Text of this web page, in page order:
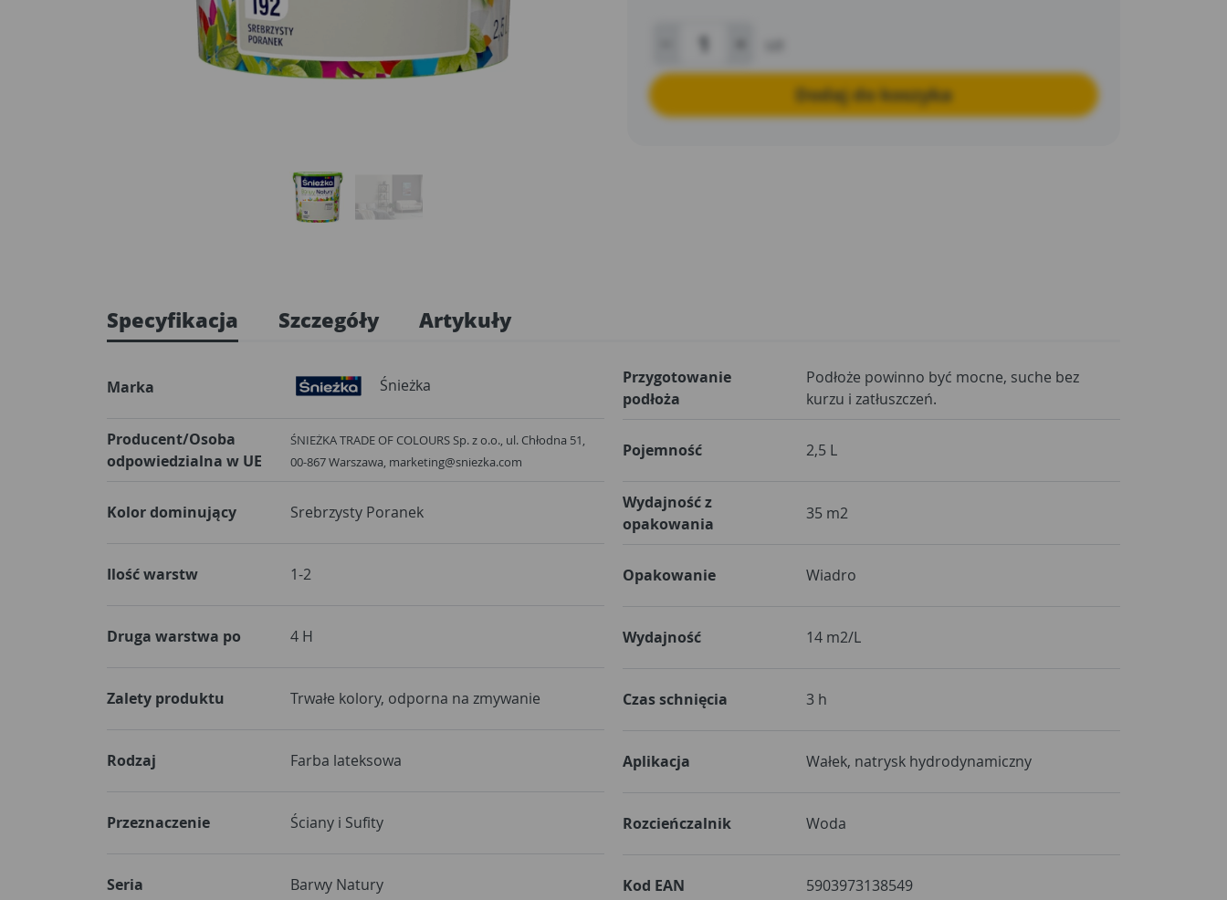
Dodaj do koszyka
Specyfikacja Szczegóły Artykuły
Marka Śnieżka
Producent/Osoba
odpowiedzialna w UE
ŚNIEŻKA TRADE OF COLOURS Sp. z o.o., ul. Chłodna 51,
00-867 Warszawa, marketing@sniezka.com
Kolor dominujący Srebrzysty Poranek
Ilość warstw 1-2
Druga warstwa po 4 H
Zalety produktu Trwałe kolory, odporna na zmywanie
Rodzaj Farba lateksowa
Przeznaczenie Ściany i Sufity
Seria Barwy Natury
Przygotowanie
podłoża
Podłoże powinno być mocne, suche bez
kurzu i zatłuszczeń.
Pojemność 2,5 L
Wydajność z
opakowania
35 m2
Opakowanie Wiadro
Wydajność 14 m2/L
Czas schnięcia 3 h
Aplikacja Wałek, natrysk hydrodynamiczny
Rozcieńczalnik Woda
Kod EAN 5903973138549